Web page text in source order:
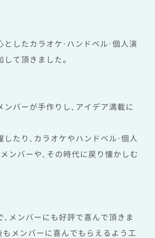
したカラオケ・ハンドベル・個人演
て頂きました。
バーが手作りし、アイデア満載に
たり、カラオケやハンドベル・個人
ンバーや、その時代に戻り懐かしむ
メンバーにも好評で喜んで頂きま
もメンバーに喜んでもらえるよう工